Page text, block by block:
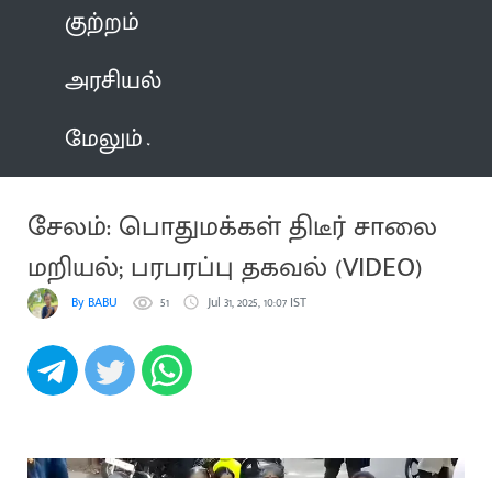
குற்றம்
அரசியல்
மேலும்
சேலம்: பொதுமக்கள் திடீர் சாலை
மறியல்; பரபரப்பு தகவல் (VIDEO)
By BABU 51 Jul 31, 2025, 10:07 IST